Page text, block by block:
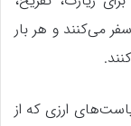
می‌کنند و هر بار
ارزی که از